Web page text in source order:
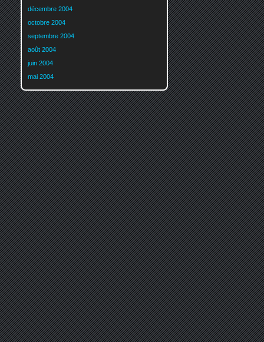
décembre 2004
octobre 2004
septembre 2004
août 2004
juin 2004
mai 2004